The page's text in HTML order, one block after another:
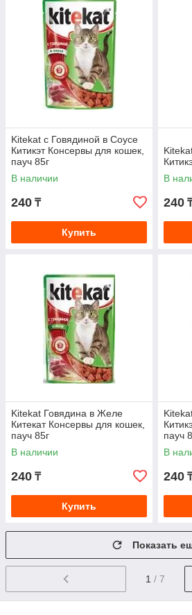
Kitekat с Говядиной в Соусе
Китикэт Консервы для кошек,
пауч 85г
В наличии
240 ₸
Купить
В
240
Kitekat Говядина в Желе
Китекат Консервы для кошек,
пауч 85г
В наличии
240 ₸
Купить
пауч
В
240
Показать
1 / 7